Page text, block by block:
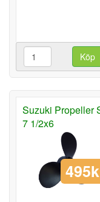
Köp
Suzuki Propeller
7 1/2x6